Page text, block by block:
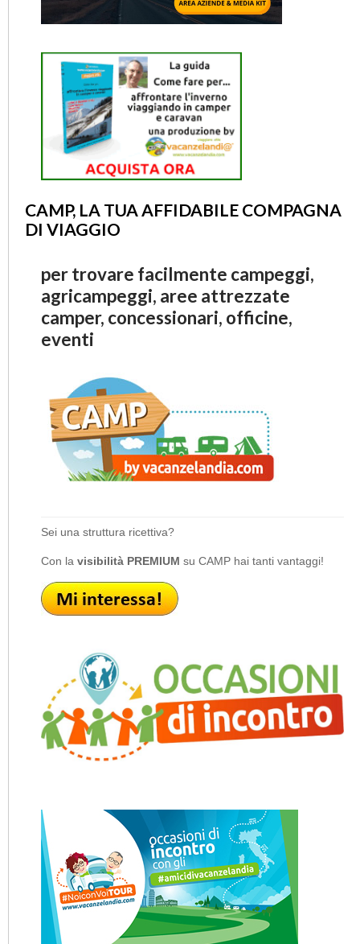
CAMP, LA TUA AFFIDABILE COMPAGNA
DI VIAGGIO
per trovare facilmente campeggi,
agricampeggi, aree attrezzate
camper, concessionari, officine,
eventi
Sei una struttura ricettiva?
Con la visibilità PREMIUM su CAMP hai tanti vantaggi!